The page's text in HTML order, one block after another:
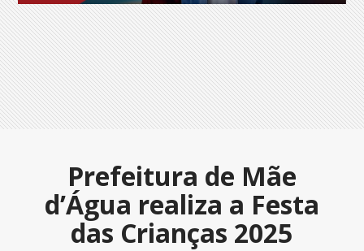
Prefeitura de Mãe
d’Água realiza a Festa
das Crianças 2025